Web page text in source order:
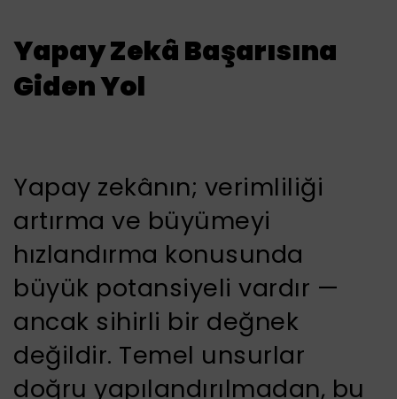
Yapay Zekâ Başarısına
Giden Yol
Yapay zekânın; verimliliği
artırma ve büyümeyi
hızlandırma konusunda
büyük potansiyeli vardır —
ancak sihirli bir değnek
değildir. Temel unsurlar
doğru yapılandırılmadan, bu